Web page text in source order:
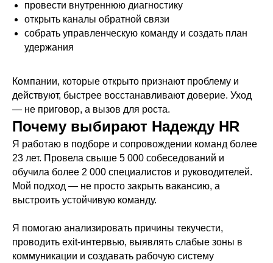
провести внутреннюю диагностику
открыть каналы обратной связи
собрать управленческую команду и создать план
удержания
Компании, которые открыто признают проблему и
действуют, быстрее восстанавливают доверие. Уход
— не приговор, а вызов для роста.
Почему выбирают Надежду HR
Я работаю в подборе и сопровождении команд более
23 лет. Провела свыше 5 000 собеседований и
обучила более 2 000 специалистов и руководителей.
Мой подход — не просто закрыть вакансию, а
выстроить устойчивую команду.
Я помогаю анализировать причины текучести,
проводить exit-интервью, выявлять слабые зоны в
коммуникации и создавать рабочую систему